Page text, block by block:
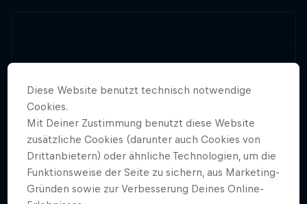
Diese Website benutzt technisch notwendige
Cookies.
Mit Deiner Zustimmung benutzt diese Website
zusätzliche Cookies (darunter auch Cookies von
Drittanbietern) oder ähnliche Technologien, um die
Funktionsweise der Seite zu sichern, aus Marketing-
Gründen sowie zur Verbesserung Deines Online-